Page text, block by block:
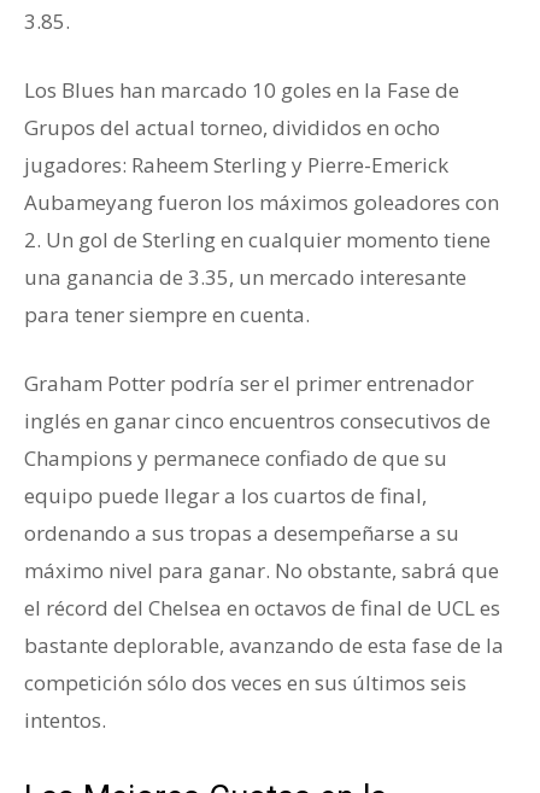
3.85.
Los Blues han marcado 10 goles en la Fase de
Grupos del actual torneo, divididos en ocho
jugadores: Raheem Sterling y Pierre-Emerick
Aubameyang fueron los máximos goleadores con
2. Un gol de Sterling en cualquier momento tiene
una ganancia de 3.35, un mercado interesante
para tener siempre en cuenta.
Graham Potter podría ser el primer entrenador
inglés en ganar cinco encuentros consecutivos de
Champions y permanece confiado de que su
equipo puede llegar a los cuartos de final,
ordenando a sus tropas a desempeñarse a su
máximo nivel para ganar. No obstante, sabrá que
el récord del Chelsea en octavos de final de UCL es
bastante deplorable, avanzando de esta fase de la
competición sólo dos veces en sus últimos seis
intentos.